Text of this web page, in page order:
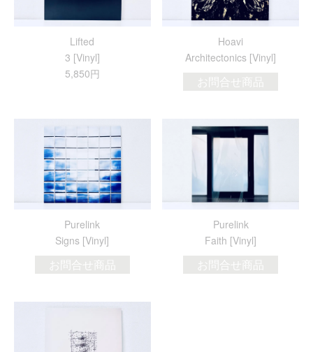
Lifted
3 [Vinyl]
5,850円
Hoavi
Architectonics [Vinyl]
お問合せ商品
Purelink
Signs [Vinyl]
お問合せ商品
Purelink
Faith [Vinyl]
お問合せ商品